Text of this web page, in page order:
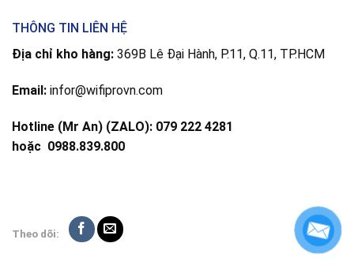
THÔNG TIN LIÊN HỆ
Địa chỉ kho hàng: 369B Lê Đại Hành, P.11, Q.11, TP.HCM
Email: infor@wifiprovn.com
Hotline (Mr An) (ZALO): 079 222 4281
hoặc 0988.839.800
Theo dõi: